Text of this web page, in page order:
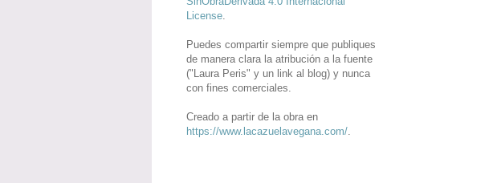
License.
Puedes compartir siempre que publiques
de manera clara la atribución a la fuente
("Laura Peris" y un link al blog) y nunca
con fines comerciales.
Creado a partir de la obra en
https://www.lacazuelavegana.com/.